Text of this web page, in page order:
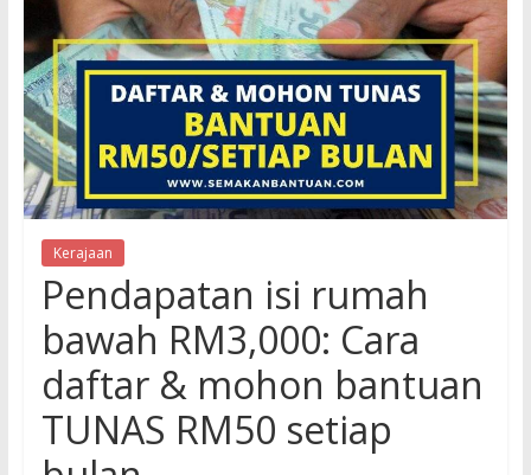
untuk
semua
Kerajaan
Pendapatan isi rumah
bawah RM3,000: Cara
daftar & mohon bantuan
TUNAS RM50 setiap